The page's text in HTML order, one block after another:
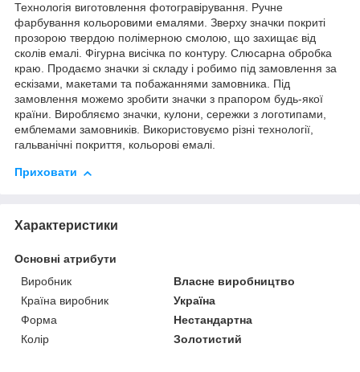
Технологія виготовлення фотогравірування. Ручне
фарбування кольоровими емалями. Зверху значки покриті
прозорою твердою полімерною смолою, що захищає від
сколів емалі. Фігурна висічка по контуру. Слюсарна обробка
краю. Продаємо значки зі складу і робимо під замовлення за
ескізами, макетами та побажаннями замовника. Під
замовлення можемо зробити значки з прапором будь-якої
країни. Виробляємо значки, кулони, сережки з логотипами,
емблемами замовників. Використовуємо різні технології,
гальванічні покриття, кольорові емалі.
Приховати
Характеристики
Основні атрибути
Виробник
Власне виробництво
Країна виробник
Україна
Форма
Нестандартна
Колір
Золотистий